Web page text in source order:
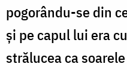
pogorându-se din
şi pe capul lui era
strălucea ca